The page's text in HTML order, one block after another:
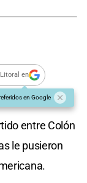
en
en Google
entre Colón
le pusieron